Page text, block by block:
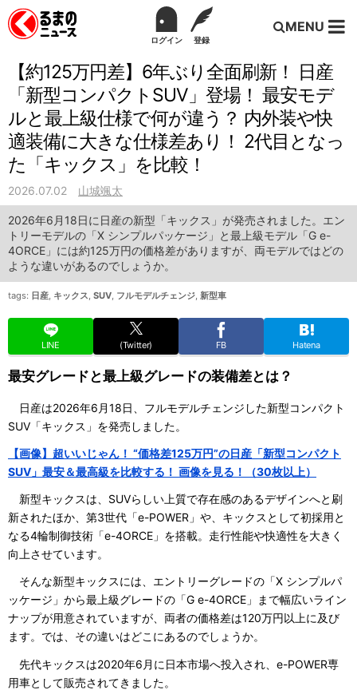
ログイン 登録
MENU
【約125万円差】6年ぶり全面刷新！ 日産
「新型コンパクトSUV」登場！ 最安モデ
ルと最上級仕様で何が違う？ 内外装や快
適装備に大きな仕様差あり！ 2代目となっ
た「キックス」を比較！
2026.07.02 山城颯太
2026年6月18日に日産の新型「キックス」が発売されました。エン
トリーモデルの「X シンプルパッケージ」と最上級モデル「G e-
4ORCE」には約125万円の価格差がありますが、両モデルではどの
ような違いがあるのでしょうか。
tags: 日産, キックス, SUV, フルモデルチェンジ, 新型車
LINE (Twitter) FB Hatena
最安グレードと最上級グレードの装備差とは？
日産は2026年6月18日、フルモデルチェンジした新型コンパクト
SUV「キックス」を発売しました。
【画像】超いいじゃん！ “価格差125万円”の日産「新型コンパクト
SUV」最安＆最高級を比較する！ 画像を見る！（30枚以上）
新型キックスは、SUVらしい上質で存在感のあるデザインへと刷
新されたほか、第3世代「e-POWER」や、キックスとして初採用と
なる4輪制御技術「e-4ORCE」を搭載。走行性能や快適性を大きく
向上させています。
そんな新型キックスには、エントリーグレードの「X シンプルパ
ッケージ」から最上級グレードの「G e-4ORCE」まで幅広いライン
ナップが用意されていますが、両者の価格差は120万円以上に及び
ます。では、その違いはどこにあるのでしょうか。
先代キックスは2020年6月に日本市場へ投入され、e-POWER専
用車として販売されてきました。